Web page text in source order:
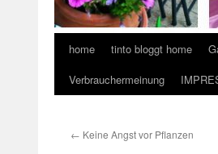
home tinto bloggt home
Verbrauchermeinung
← Keine Angst vor Pflanzen